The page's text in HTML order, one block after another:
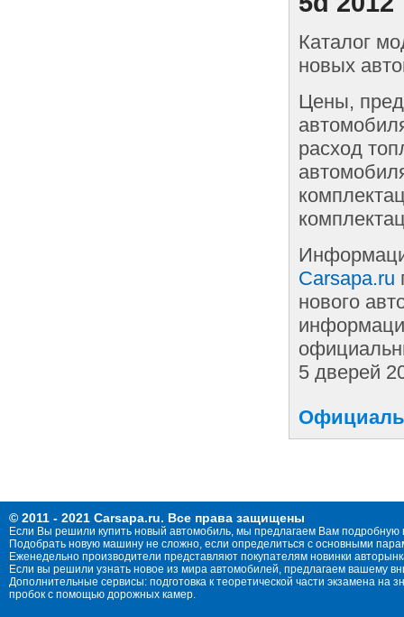
Каталог
новых
Цены,
расход
Carsapa.ru
нового
5 дверей
© 2011 - 2021 Carsapa.ru. Все права защищены
Если Вы решили купить новый автомобиль, мы предлагаем Вам
Подобрать новую машину не сложно, если определиться с основными
Еженедельно производители представляют покупателям новинки
Если вы решили узнать новое из мира автомобилей, предлагаем вашему
Дополнительные сервисы: подготовка к теоретической части экзамена
пробок с помощью дорожных камер.